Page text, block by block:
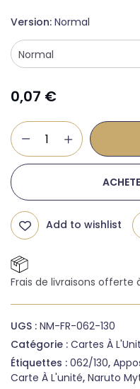
Version Normal
0,07 €
Add to wishlist
Frais de livraisons
UGS : NM-FR-062-130
Catégorie : Cartes À
Étiquettes : 062/130,
Carte À L'unité, Naruto